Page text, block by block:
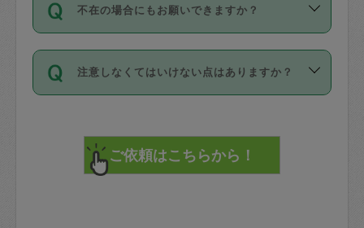
参考
【詳細】タスカジさんの登録に際
写真を撮り、
詳細FAQ：
損害賠償保険について教えて
1. 直前キャンセル（定期、スポット契約
共通）
72時間を超える※と、以下のキャンセル
料が発生します。
直前キャンセル料：
72時間前〜24時間前＝依頼料金の50%
せんが、「一回のみ」依頼を活用するこ
とによって、気に入ったタスカジさんを
まず、条件の合う気になるタスカジさ
みてください。
その後、一番気に入ったタスカジさんに
不在の場合にもお願いできますか？
不在の場合の作業はタスカジさんの同意
が必要です。数回の依頼ののち、タスカ
ジさんと依頼者の間で十分な信頼関係が
てください。
不在時に部屋に入るためにタスカジさん
注意しなくてはいけない点はありますか？
で、必ず鍵のかかるロッカーや金庫に入
れて依頼者の責任の元管理するよう心掛
けてください。